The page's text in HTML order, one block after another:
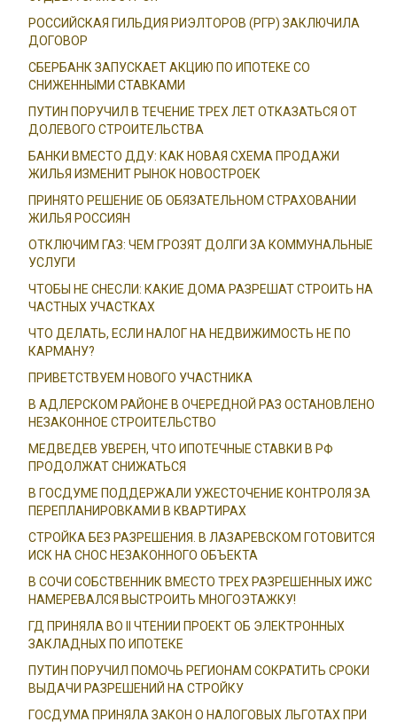
РОССИЙСКАЯ ГИЛЬДИЯ РИЭЛТОРОВ (РГР) ЗАКЛЮЧИЛА
ДОГОВОР
СБЕРБАНК ЗАПУСКАЕТ АКЦИЮ ПО ИПОТЕКЕ СО
СНИЖЕННЫМИ СТАВКАМИ
ПУТИН ПОРУЧИЛ В ТЕЧЕНИЕ ТРЕХ ЛЕТ ОТКАЗАТЬСЯ ОТ
ДОЛЕВОГО СТРОИТЕЛЬСТВА
БАНКИ ВМЕСТО ДДУ: КАК НОВАЯ СХЕМА ПРОДАЖИ
ЖИЛЬЯ ИЗМЕНИТ РЫНОК НОВОСТРОЕК
ПРИНЯТО РЕШЕНИЕ ОБ ОБЯЗАТЕЛЬНОМ СТРАХОВАНИИ
ЖИЛЬЯ РОССИЯН
ОТКЛЮЧИМ ГАЗ: ЧЕМ ГРОЗЯТ ДОЛГИ ЗА КОММУНАЛЬНЫЕ
УСЛУГИ
ЧТОБЫ НЕ СНЕСЛИ: КАКИЕ ДОМА РАЗРЕШАТ СТРОИТЬ НА
ЧАСТНЫХ УЧАСТКАХ
ЧТО ДЕЛАТЬ, ЕСЛИ НАЛОГ НА НЕДВИЖИМОСТЬ НЕ ПО
КАРМАНУ?
ПРИВЕТСТВУЕМ НОВОГО УЧАСТНИКА
В АДЛЕРСКОМ РАЙОНЕ В ОЧЕРЕДНОЙ РАЗ ОСТАНОВЛЕНО
НЕЗАКОННОЕ СТРОИТЕЛЬСТВО
МЕДВЕДЕВ УВЕРЕН, ЧТО ИПОТЕЧНЫЕ СТАВКИ В РФ
ПРОДОЛЖАТ СНИЖАТЬСЯ
В ГОСДУМЕ ПОДДЕРЖАЛИ УЖЕСТОЧЕНИЕ КОНТРОЛЯ ЗА
ПЕРЕПЛАНИРОВКАМИ В КВАРТИРАХ
СТРОЙКА БЕЗ РАЗРЕШЕНИЯ. В ЛАЗАРЕВСКОМ ГОТОВИТСЯ
ИСК НА СНОС НЕЗАКОННОГО ОБЪЕКТА
В СОЧИ СОБСТВЕННИК ВМЕСТО ТРЕХ РАЗРЕШЕННЫХ ИЖС
НАМЕРЕВАЛСЯ ВЫСТРОИТЬ МНОГОЭТАЖКУ!
ГД ПРИНЯЛА ВО II ЧТЕНИИ ПРОЕКТ ОБ ЭЛЕКТРОННЫХ
ЗАКЛАДНЫХ ПО ИПОТЕКЕ
ПУТИН ПОРУЧИЛ ПОМОЧЬ РЕГИОНАМ СОКРАТИТЬ СРОКИ
ВЫДАЧИ РАЗРЕШЕНИЙ НА СТРОЙКУ
ГОСДУМА ПРИНЯЛА ЗАКОН О НАЛОГОВЫХ ЛЬГОТАХ ПРИ